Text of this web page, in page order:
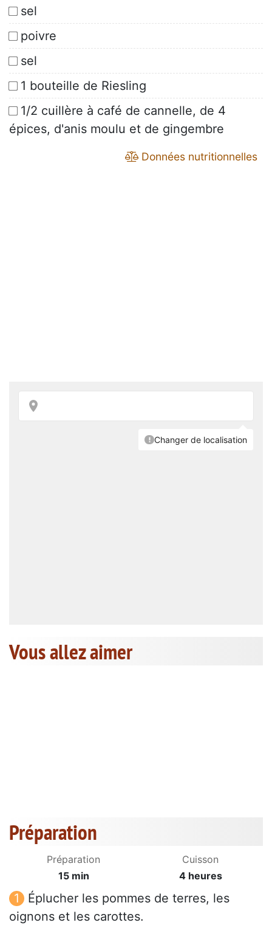
sel
poivre
sel
1 bouteille de Riesling
1/2 cuillère à café de cannelle, de 4
épices, d'anis moulu et de gingembre
Données nutritionnelles
Vous allez aimer
Préparation
Préparation
15 min
Cuisson
4 heures
Éplucher les pommes de terres, les
oignons et les carottes.